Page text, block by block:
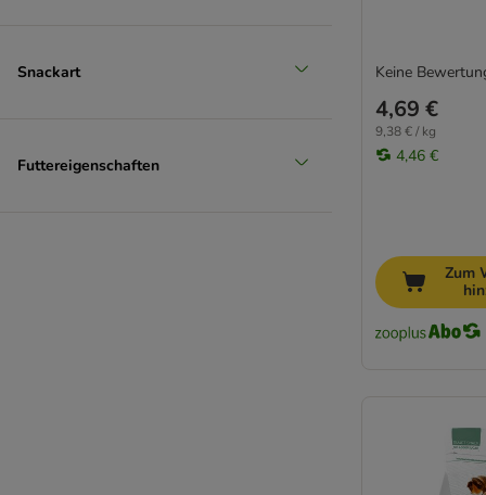
Snackart
Futtereigenschaften
4,69 €
9,38 € / kg
4,46 €
Keine
Zum